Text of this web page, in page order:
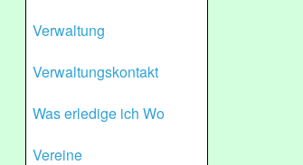
Verwaltung
Verwaltungskontakt
Was erledige ich Wo
Vereine